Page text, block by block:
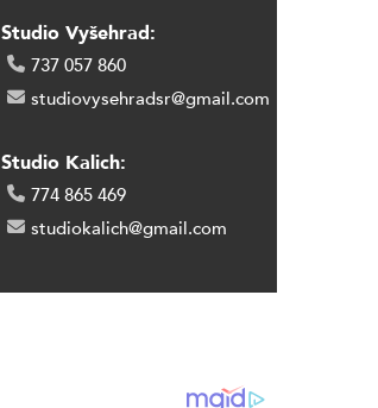
Studio Vyšehrad:
737 057 860
studiovysehradsr@gmail.com
Studio Kalich:
774 865 469
studiokalich@gmail.com